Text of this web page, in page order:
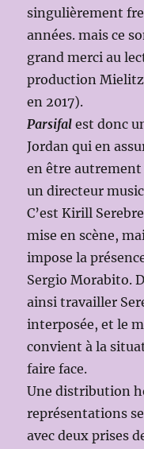
singulièrement
années. mais ce
grand merci au
production
en 2017).
Parsifal est donc
Jordan qui en
en être
un directeur
C’est Kirill
mise en scène,
impose la
Sergio Morabito.
ainsi travailler
interposée, et le
convient à la
faire face.
Une distribution
représentations
avec deux prises